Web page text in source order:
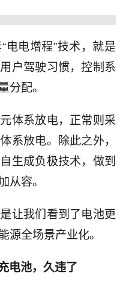
电电增程”技术，就是
户驾驶习惯，控制系
分配。
体系放电，正常则采
系放电。除此之外，
生成负极技术，做到
从容。
让我们看到了电池更
源全场景产业化。
电池，久违了